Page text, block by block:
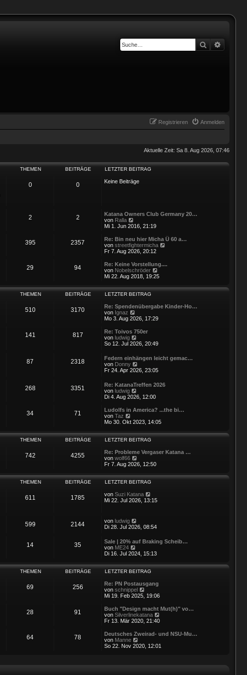
Suche
Anmelden
Registrieren
Aktuelle Zeit: Sa 8. Aug 2026, 07:46
THEMEN BEITRÄGE LETZTER BEITRAG
0 0 Keine Beiträge
2 2
Katana Owners Club Germany 20…
von Ralla
e
e
s
t
r
B
e
i
r
a
Mi 1. Jun 2016, 21:19
395 2357
Re: Bin neu hier Micha Ü 60 a…
von streetfightermicha
r
i
Fr 7. Aug 2026, 20:12
29 94
Re: Keine Vorstellung....
von Nobelschröder
e
e
e
B
r
Mi 22. Aug 2018, 19:25
THEMEN BEITRÄGE LETZTER BEITRAG
510 3170
Re: Spendenübergabe Kinder-Ho…
von Ignaz
e
e
s
t
B
e
i
r
a
g
Mo 3. Aug 2026, 17:29
141 817
Re: Toivos 750er
von ludwig
e
e
s
t
e
B
i
r
g
So 12. Jul 2026, 20:49
87 2318
Federn einhängen leicht gemac…
von Donny
e
s
t
e
B
i
r
a
Fr 24. Apr 2026, 23:05
268 3351
Re: KatanaTreffen 2026
von ludwig
e
e
t
r
B
i
r
g
Di 4. Aug 2026, 12:00
34 71
Ludolfs in America? ...the bi…
von Taz
e
e
s
e
r
B
i
t
a
g
Mo 30. Okt 2023, 14:05
THEMEN BEITRÄGE LETZTER BEITRAG
742 4255
Re: Probleme Vergaser Katana …
von wolf66
e
e
s
e
r
t
r
g
Fr 7. Aug 2026, 12:50
THEMEN BEITRÄGE LETZTER BEITRAG
611 1785 von Suzi Katana
e
t
e
B
i
r
Mi 22. Jul 2026, 13:15
599 2144 von ludwig
e
e
s
e
B
e
t
r
a
Di 28. Jul 2026, 08:54
14 35
Sale | 20% auf Braking Scheib…
von ME24
e
e
s
e
r
B
i
t
r
g
Di 16. Jul 2024, 15:13
THEMEN BEITRÄGE LETZTER BEITRAG
69 256
Re: PN Postausgang
von schnippel
e
e
s
t
r
B
i
Mi 19. Feb 2025, 19:06
28 91
Buch "Design macht Mut(h)" vo…
von Silverlinekatana
e
t
Fr 13. Mär 2020, 21:40
64 78
Deutsches Zweirad- und NSU-Mu…
von Manne
e
So 22. Nov 2020, 12:01